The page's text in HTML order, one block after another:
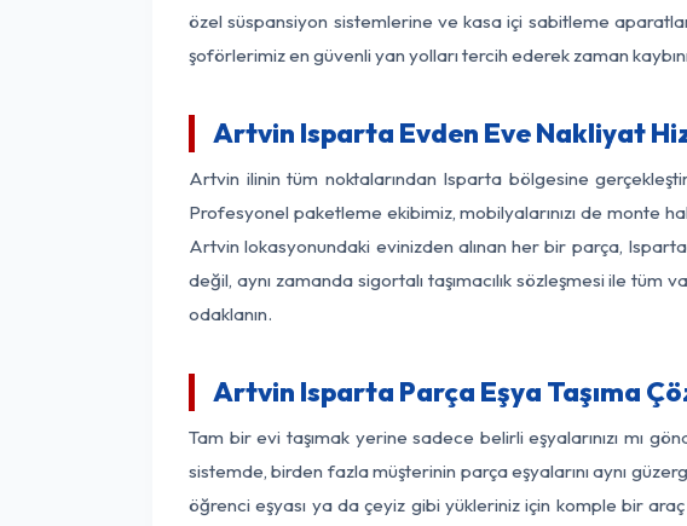
özel süspansiyon sistemlerine ve kasa içi sabitleme
şoförlerimiz en güvenli yan yolları tercih ederek zaman
Artvin Isparta Evden Eve Nakliyat
Artvin ilinin tüm noktalarından Isparta bölgesine
Profesyonel paketleme ekibimiz, mobilyalarınızı de monte
Artvin lokasyonundaki evinizden alınan her bir parça,
değil, aynı zamanda sigortalı taşımacılık sözleşmesi ile tüm
odaklanın.
Artvin Isparta Parça Eşya Taşıma
Tam bir evi taşımak yerine sadece belirli eşyalarınızı mı
sistemde, birden fazla müşterinin parça eşyalarını aynı
öğrenci eşyası ya da çeyiz gibi yükleriniz için komple bir araç